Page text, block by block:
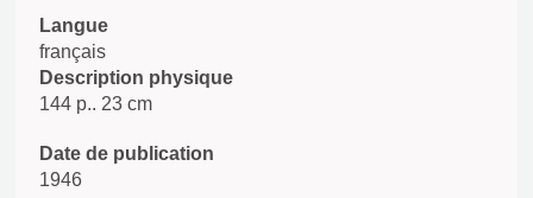
Langue
français
Description physique
144 p.. 23 cm
Date de publication
1946